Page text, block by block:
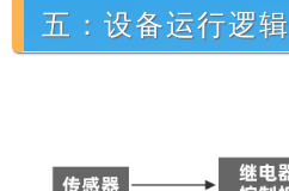
五：设备运行逻辑